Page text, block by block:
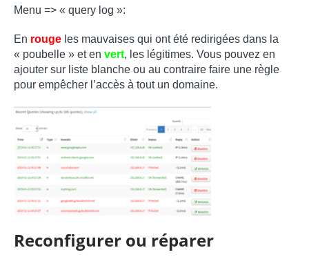
Menu => « query log »:
En rouge les mauvaises qui ont été redirigées dans la
« poubelle » et en vert, les légitimes. Vous pouvez en
ajouter sur liste blanche ou au contraire faire une règle
pour empêcher l’accès à tout un domaine.
Reconfigurer ou réparer